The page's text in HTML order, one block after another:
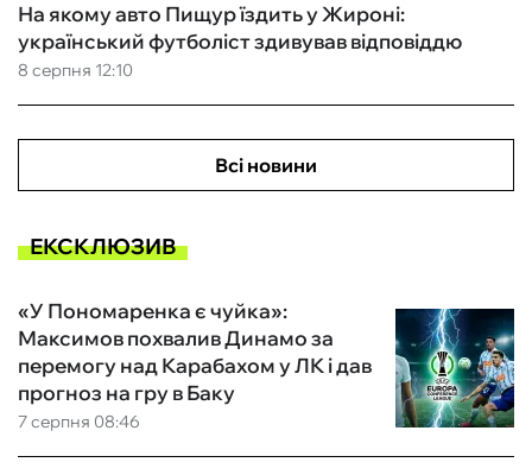
8 серпня 12:10
На якому авто Пищур їздить у Жироні:
український футболіст здивував відповіддю
Всі новини
ЕКСКЛЮЗИВ
7 серпня 08:46
«У Пономаренка є чуйка»:
Максимов похвалив Динамо за
перемогу над Карабахом у ЛК і дав
прогноз на гру в Баку